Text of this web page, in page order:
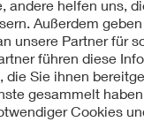
zur Reduktion des
den
sowie
den